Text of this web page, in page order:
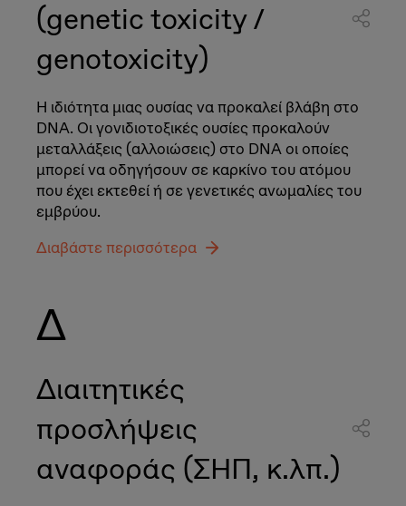
(genetic toxicity /
genotoxicity)
Η ιδιότητα μιας ουσίας να προκαλεί βλάβη στο
DNA. Οι γονιδιοτοξικές ουσίες προκαλούν
μεταλλάξεις (αλλοιώσεις) στο DNA οι οποίες
μπορεί να οδηγήσουν σε καρκίνο του ατόμου
που έχει εκτεθεί ή σε γενετικές ανωμαλίες του
εμβρύου.
Διαβάστε περισσότερα
Δ
Διαιτητικές
προσλήψεις
αναφοράς (ΣΗΠ, κ.λπ.)